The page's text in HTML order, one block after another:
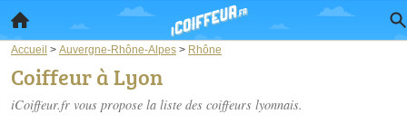
Accueil > Auvergne-Rhône-Alpes > Rhône
Coiffeur à Lyon
iCoiffeur.fr vous propose la liste des coiffeurs lyonnais.